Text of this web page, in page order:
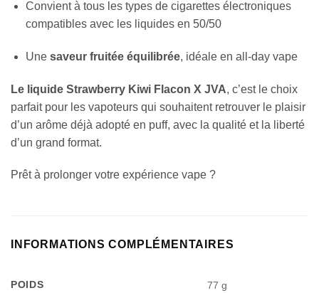
Convient à tous les types de cigarettes électroniques
compatibles avec les liquides en 50/50
Une saveur fruitée équilibrée, idéale en all-day vape
Le liquide Strawberry Kiwi Flacon X JVA, c’est le choix
parfait pour les vapoteurs qui souhaitent retrouver le plaisir
d’un arôme déjà adopté en puff, avec la qualité et la liberté
d’un grand format.
Prêt à prolonger votre expérience vape ?
INFORMATIONS COMPLÉMENTAIRES
POIDS 77 g